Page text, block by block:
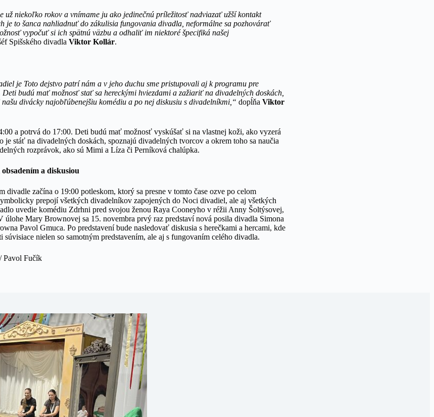
už niekoľko rokov a vnímame ju ako jedinečnú príležitosť nadviazať užší kontakt
je to šanca nahliadnuť do zákulisia fungovania divadla, neformálne sa pozhovárať
vypočuť si ich spätnú väzbu a odhaliť im niektoré špecifiká našej
Spišského divadla Viktor Kollár.
je Toto dejstvo patrí nám a v jeho duchu sme pristupovali aj k programu pre
Deti budú mať možnosť stať sa hereckými hviezdami a zažiariť na divadelných doskách,
divácky najobľúbenejšiu komédiu a po nej diskusiu s divadelníkmi,“ dopĺňa Viktor
a potrvá do 17:00. Deti budú mať možnosť vyskúšať si na vlastnej koži, ako vyzerá
je stáť na divadelných doskách, spoznajú divadelných tvorcov a okrem toho sa naučia
rozprávok, ako sú Mimi a Líza či Perníková chalúpka.
a diskusiou
divadle začína o 19:00 potleskom, ktorý sa presne v tomto čase ozve po celom
prepojí všetkých divadelníkov zapojených do Noci divadiel, ale aj všetkých
uvedie komédiu Zdrhni pred svojou ženou Raya Cooneyho v réžii Anny Šoltýsovej,
úlohe Mary Brownovej sa 15. novembra prvý raz predstaví nová posila divadla Simona
Pavol Gmuca. Po predstavení bude nasledovať diskusia s herečkami a hercami, kde
súvisiace nielen so samotným predstavením, ale aj s fungovaním celého divadla.
Pavol Fučík